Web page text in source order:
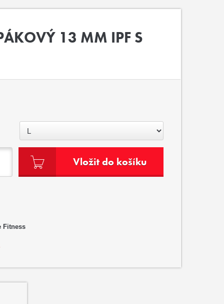
13 MM IPF S
Vložit do košíku
Fitness